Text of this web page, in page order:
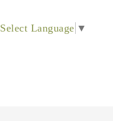
Select Language ▼